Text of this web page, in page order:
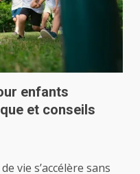
enfants
et conseils
vie s’accélère sans